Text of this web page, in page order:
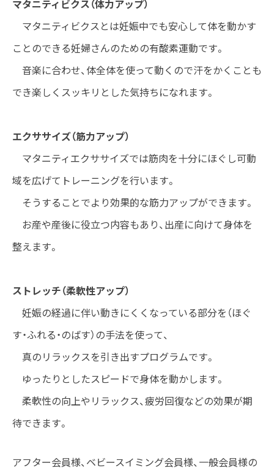
マタニティビクス（体力アップ）
マタニティビクスとは妊娠中でも安心して体を動かす
ことのできる妊婦さんのための有酸素運動です。
音楽に合わせ、体全体を使って動くので汗をかくことも
でき楽しくスッキリとした気持ちになれます。
エクササイズ（筋力アップ）
マタニティエクササイズでは筋肉を十分にほぐし可動
域を広げてトレーニングを行います。
そうすることでより効果的な筋力アップができます。
お産や産後に役立つ内容もあり、出産に向けて身体を
整えます。
ストレッチ（柔軟性アップ）
妊娠の経過に伴い動きにくくなっている部分を（ほぐ
す・ふれる・のばす）の手法を使って、
真のリラックスを引き出すプログラムです。
ゆったりとしたスピードで身体を動かします。
柔軟性の向上やリラックス、疲労回復などの効果が期
待できます。
アフター会員様、ベビースイミング会員様、一般会員様の